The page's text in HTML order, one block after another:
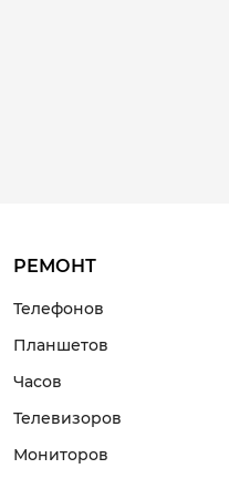
РЕМОНТ
Телефонов
Планшетов
Часов
Телевизоров
Мониторов